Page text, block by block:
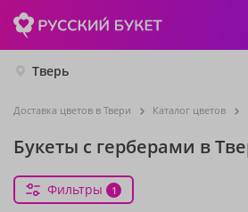
Тверь
Доставка цветов в Твери Каталог цветов
Букеты с герберами в
Фильтры 1